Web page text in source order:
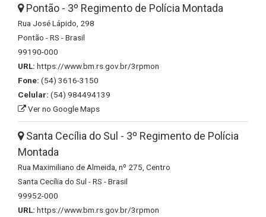
Pontão - 3º Regimento de Polícia Montada
Rua José Lápido, 298
Pontão - RS - Brasil
99190-000
URL: https://www.bm.rs.gov.br/3rpmon
Fone: (54) 3616-3150
Celular: (54) 984494139
Ver no Google Maps
Santa Cecília do Sul - 3º Regimento de Polícia
Montada
Rua Maximiliano de Almeida, nº 275, Centro
Santa Cecília do Sul - RS - Brasil
99952-000
URL: https://www.bm.rs.gov.br/3rpmon